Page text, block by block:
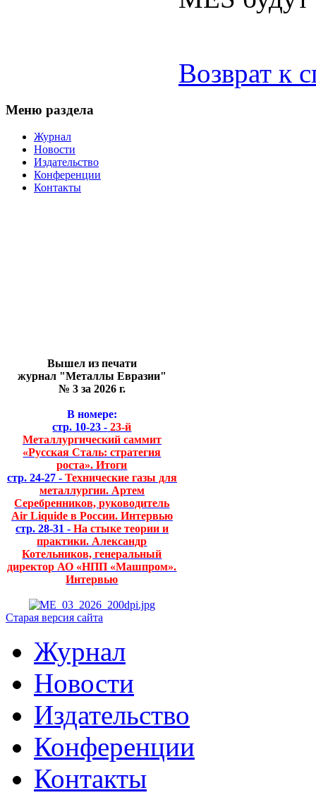
Возврат к
Меню раздела
Журнал
Новости
Издательство
Конференции
Контакты
Вышел из печати
журнал "Металлы Евразии"
№ 3 за 2026 г.
В номере:
стр. 10-23 - 23-й
Металлургический саммит
«Русская Сталь: стратегия
роста». Итоги
стр. 24-27 - Технические газы для
металлургии. Артем
Серебренников, руководитель
Air Liquide в России. Интервью
стр. 28-31 - На стыке теории и
практики. Александр
Котельников, генеральный
директор АО «НПП «Машпром».
Интервью
Старая версия сайта
Журнал
Новости
Издательство
Конференции
Контакты